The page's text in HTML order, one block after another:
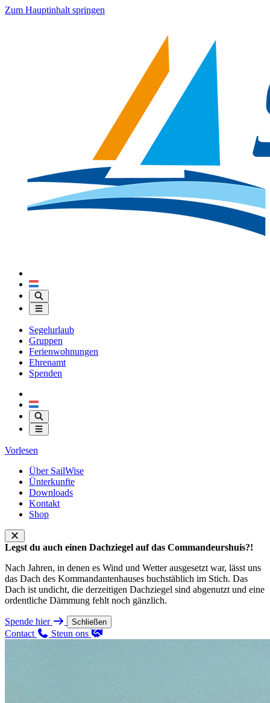
Zum Hauptinhalt springen
Segelurlaub
Gruppen
Ferienwohnungen
Ehrenamt
Spenden
Vorlesen
Über SailWise
Ünterkunfte
Downloads
Kontakt
Shop
Legst du auch einen Dachziegel auf das Commandeurshuis?!
Nach Jahren, in denen es Wind und Wetter ausgesetzt war, lässt uns
das Dach des Kommandantenhauses buchstäblich im Stich. Das
Dach ist undicht, die derzeitigen Dachziegel sind abgenutzt und eine
ordentliche Dämmung fehlt noch gänzlich.
Spende hier Schließen
Contact Steun ons